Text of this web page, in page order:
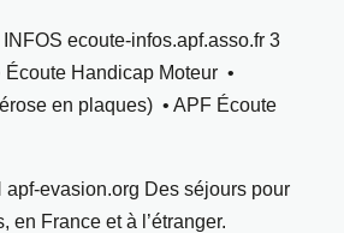
ecoute-infos.apf.asso.fr 3
Écoute Handicap Moteur •
en plaques) • APF Écoute
apf-evasion.org Des séjours pour
en France et à l’étranger.